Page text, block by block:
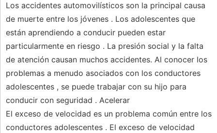
Los accidentes automovilísticos son la principal causa
de muerte entre los jóvenes . Los adolescentes que
están aprendiendo a conducir pueden estar
particularmente en riesgo . La presión social y la falta
de atención causan muchos accidentes. Al conocer los
problemas a menudo asociados con los conductores
adolescentes , se puede trabajar con su hijo para
conducir con seguridad . Acelerar
El exceso de velocidad es un problema común entre los
conductores adolescentes . El exceso de velocidad